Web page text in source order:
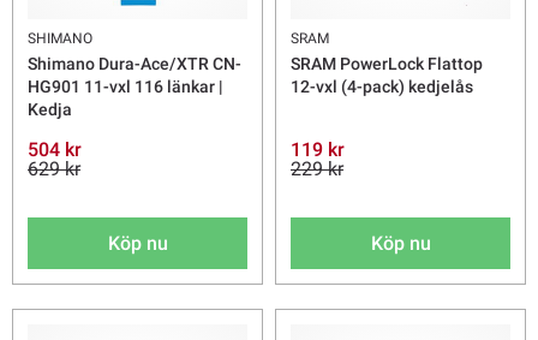
SHIMANO
Shimano Dura-Ace/XTR CN-
HG901 11-vxl 116 länkar |
Kedja
504 kr
629 kr
Köp nu
SRAM
SRAM PowerLock Flattop
12-vxl (4-pack) kedjelås
119 kr
229 kr
Köp nu